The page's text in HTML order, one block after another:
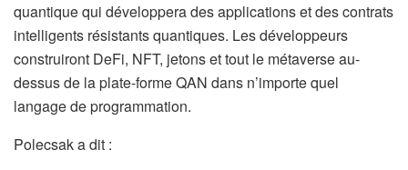
quantique qui développera des applications et des contrats
intelligents résistants quantiques. Les développeurs
construiront DeFi, NFT, jetons et tout le métaverse au-
dessus de la plate-forme QAN dans n’importe quel
langage de programmation.
Polecsak a dit :